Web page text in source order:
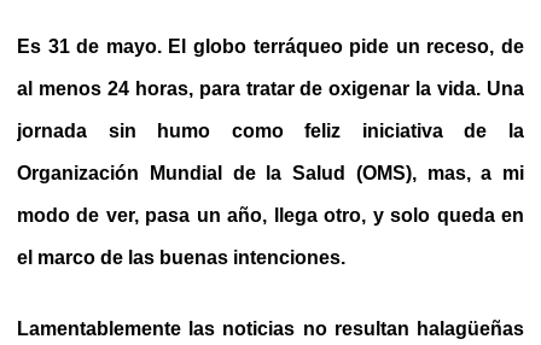
Es 31 de mayo. El globo terráqueo pide un receso, de
al menos 24 horas, para tratar de oxigenar la vida. Una
jornada sin humo como feliz iniciativa de la
Organización Mundial de la Salud (OMS), mas, a mi
modo de ver, pasa un año, llega otro, y solo queda en
el marco de las buenas intenciones.
Lamentablemente las noticias no resultan halagüeñas